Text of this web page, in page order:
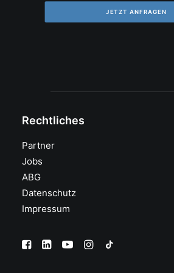
JETZT ANFRAGEN
Rechtliches
Partner
Jobs
ABG
Datenschutz
Impressum